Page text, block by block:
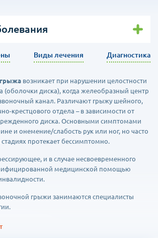
Виды лечения Диагностика
возникает при нарушении целостности
(оболочки диска), когда желеобразный центр
канал. Различают грыжу шейного,
крестцового отдела – в зависимости от
диска. Основными симптомами
и онемение/слабость рук или ног, но часто
протекает бессимптомно.
и в случае несвоевременного
медицинской помощью
грыжи занимаются специалисты
применяются безоперационные